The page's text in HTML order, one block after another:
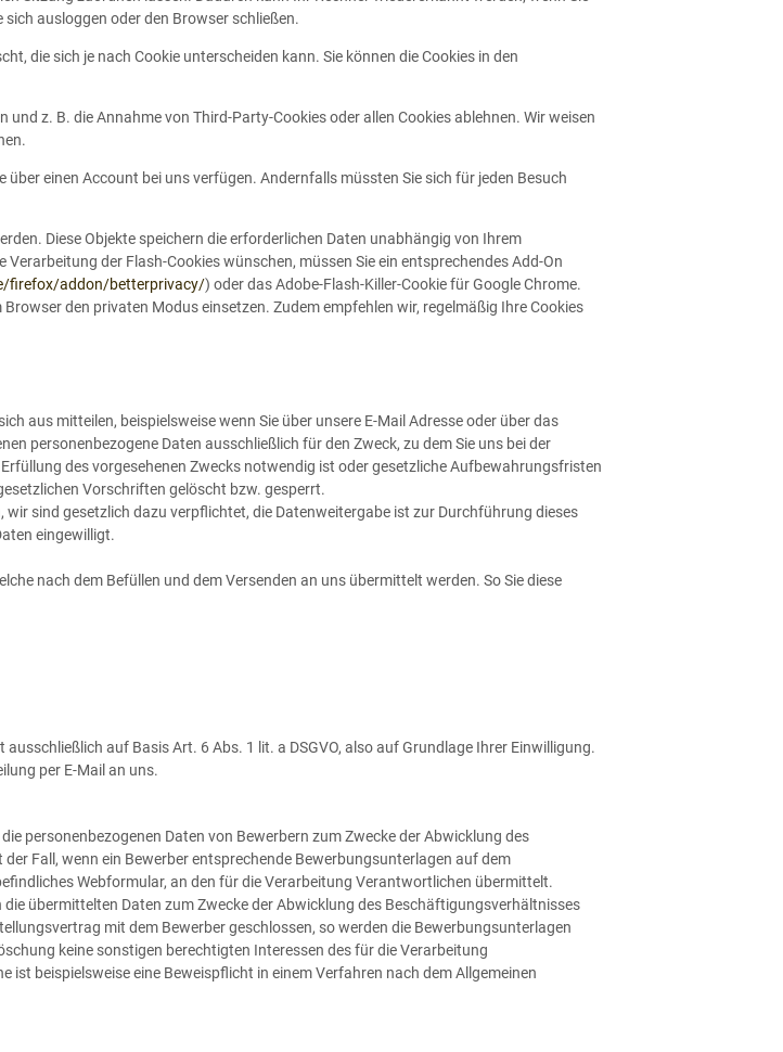
ausloggen oder den Browser schließen.
die sich je nach Cookie unterscheiden kann. Sie können die Cookies in den
z. B. die Annahme von Third-Party-Cookies oder allen Cookies ablehnen. Wir weisen
einen Account bei uns verfügen. Andernfalls müssten Sie sich für jeden Besuch
Diese Objekte speichern die erforderlichen Daten unabhängig von Ihrem
der Flash-Cookies wünschen, müssen Sie ein entsprechendes Add-On
firefox/addon/betterprivacy/) oder das Adobe-Flash-Killer-Cookie für Google Chrome.
den privaten Modus einsetzen. Zudem empfehlen wir, regelmäßig Ihre Cookies
aus mitteilen, beispielsweise wenn Sie über unsere E-Mail Adresse oder über das
personenbezogene Daten ausschließlich für den Zweck, zu dem Sie uns bei der
des vorgesehenen Zwecks notwendig ist oder gesetzliche Aufbewahrungsfristen
Vorschriften gelöscht bzw. gesperrt.
sind gesetzlich dazu verpflichtet, die Datenweitergabe ist zur Durchführung dieses
eingewilligt.
nach dem Befüllen und dem Versenden an uns übermittelt werden. So Sie diese
auf Basis Art. 6 Abs. 1 lit. a DSGVO, also auf Grundlage Ihrer Einwilligung.
per E-Mail an uns.
personenbezogenen Daten von Bewerbern zum Zwecke der Abwicklung des
Fall, wenn ein Bewerber entsprechende Bewerbungsunterlagen auf dem
Webformular, an den für die Verarbeitung Verantwortlichen übermittelt.
übermittelten Daten zum Zwecke der Abwicklung des Beschäftigungsverhältnisses
mit dem Bewerber geschlossen, so werden die Bewerbungsunterlagen
keine sonstigen berechtigten Interessen des für die Verarbeitung
beispielsweise eine Beweispflicht in einem Verfahren nach dem Allgemeinen